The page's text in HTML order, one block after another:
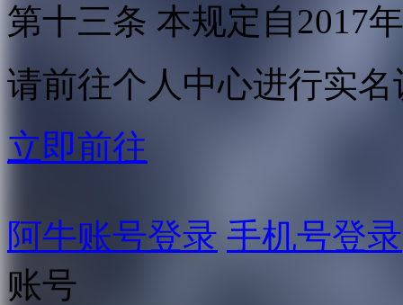
第十三条 本规定自2017
请前往个人中心进行实名
立即前往
阿牛账号登录 手机号登录
账号